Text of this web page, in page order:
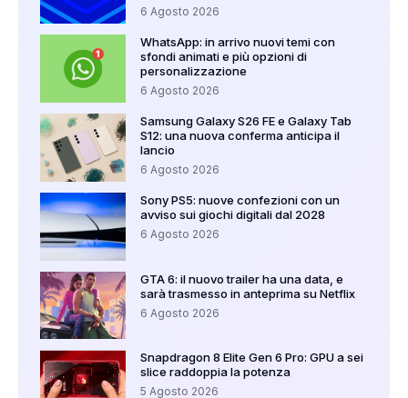
6 Agosto 2026
WhatsApp: in arrivo nuovi temi con
sfondi animati e più opzioni di
personalizzazione
6 Agosto 2026
Samsung Galaxy S26 FE e Galaxy Tab
S12: una nuova conferma anticipa il
lancio
6 Agosto 2026
Sony PS5: nuove confezioni con un
avviso sui giochi digitali dal 2028
6 Agosto 2026
GTA 6: il nuovo trailer ha una data, e
sarà trasmesso in anteprima su Netflix
6 Agosto 2026
Snapdragon 8 Elite Gen 6 Pro: GPU a sei
slice raddoppia la potenza
5 Agosto 2026